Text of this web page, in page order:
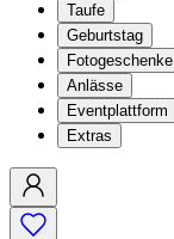
Taufe
Geburtstag
Fotogeschenke
Anlässe
Eventplattform
Extras